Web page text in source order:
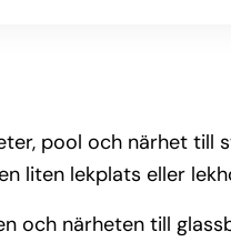
pool och närhet
liten lekplats eller
och närheten till